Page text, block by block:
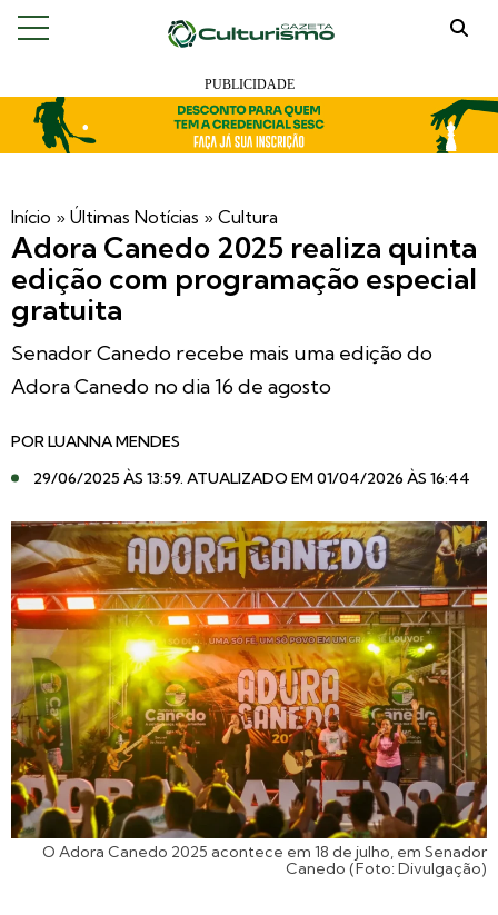
Início » Últimas Notícias » Cultura
Adora Canedo 2025 realiza quinta
edição com programação especial
gratuita
Senador Canedo recebe mais uma edição do
Adora Canedo no dia 16 de agosto
PORLUANNA MENDES
29/06/2025 ÀS 13:59. ATUALIZADO EM 01/04/2026 ÀS 16:44
O Adora Canedo 2025 acontece em 18 de julho, em Senador
Canedo (Foto: Divulgação)